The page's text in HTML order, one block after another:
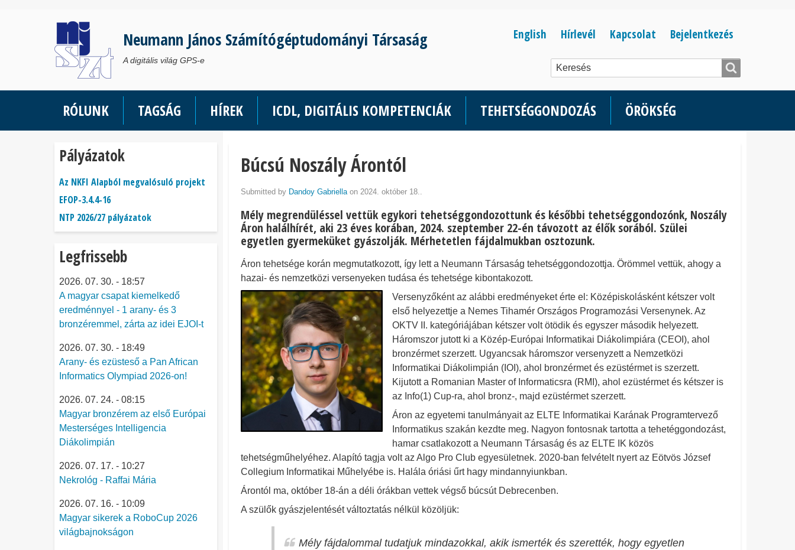
Neumann János Számítógéptudományi Társaság
A digitális világ GPS-e
Bejelentkezés
menüje
Bejelentkezés
English Hírlevél Kapcsolat
RÓLUNK TAGSÁG HÍREK ICDL, DIGITÁLIS KOMPETENCIÁK TEHETSÉGGONDOZÁS ÖRÖKSÉG
Búcsú Noszály Árontól
Submitted by Dandoy Gabriellaon 2024. október 18..
Mély megrendüléssel vettük egykori tehetséggondozottunk és későbbi tehetséggondozónk, Noszály
Áron halálhírét, aki 23 éves korában, 2024. szeptember 22-én távozott az élők sorából. Szülei
egyetlen gyermeküket gyászolják. Mérhetetlen fájdalmukban osztozunk.
Áron tehetsége korán megmutatkozott, így lett a Neumann Társaság tehetséggondozottja. Örömmel vettük, ahogy a
hazai- és nemzetközi versenyeken tudása és tehetsége kibontakozott.
Versenyzőként az alábbi eredményeket érte el: Középiskolásként kétszer volt
első helyezettje a Nemes Tihamér Országos Programozási Versenynek. Az
OKTV II. kategóriájában kétszer volt ötödik és egyszer második helyezett.
Háromszor jutott ki a Közép-Európai Informatikai Diákolimpiára (CEOI), ahol
bronzérmet szerzett. Ugyancsak háromszor versenyzett a Nemzetközi
Informatikai Diákolimpián (IOI), ahol bronzérmet és ezüstérmet is szerzett.
Kijutott a Romanian Master of Informaticsra (RMI), ahol ezüstérmet és kétszer is
az Info(1) Cup-ra, ahol bronz-, majd ezüstérmet szerzett.
Áron az egyetemi tanulmányait az ELTE Informatikai Karának Programtervező
Informatikus szakán kezdte meg. Nagyon fontosnak tartotta a tehetéggondozást,
hamar csatlakozott a Neumann Társaság és az ELTE IK közös
tehetségműhelyéhez. Alapító tagja volt az Algo Pro Club egyesületnek. 2020-ban felvételt nyert az Eötvös József
Collegium Informatikai Műhelyébe is. Halála óriási űrt hagy mindannyiunkban.
Árontól ma, október 18-án a déli órákban vettek végső búcsút Debrecenben.
A szülők gyászjelentését változtatás nélkül közöljük:
Mély fájdalommal tudatjuk mindazokkal, akik ismerték és szerették, hogy egyetlen
Pályázatok
Az NKFI Alapból megvalósuló projekt
EFOP-3.4.4-16
NTP 2026/27 pályázatok
Legfrissebb
2026. 07. 30. - 18:57
A magyar csapat kiemelkedő
eredménnyel - 1 arany- és 3
bronzéremmel, zárta az idei EJOI-t
2026. 07. 30. - 18:49
Arany- és ezüsteső a Pan African
Informatics Olympiad 2026-on!
2026. 07. 24. - 08:15
Magyar bronzérem az első Európai
Mesterséges Intelligencia
Diákolimpián
2026. 07. 17. - 10:27
Nekrológ - Raffai Mária
2026. 07. 16. - 10:09
Magyar sikerek a RoboCup 2026
világbajnokságon